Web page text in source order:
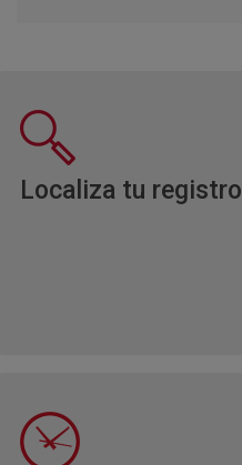
Localiza tu registro